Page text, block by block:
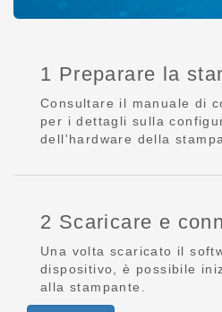
1 Preparare la
Consultare il manuale di
per i dettagli sulla
dell'hardware della
2 Scaricare e
Una volta scaricato il
dispositivo, è possibile
alla stampante.